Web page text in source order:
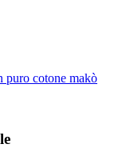
puro cotone makò